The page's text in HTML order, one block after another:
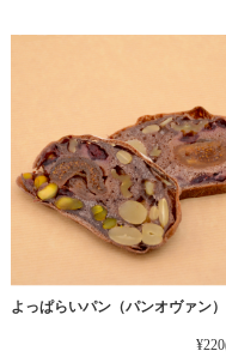
よっぱらいパン（パンオヴァン）
¥220